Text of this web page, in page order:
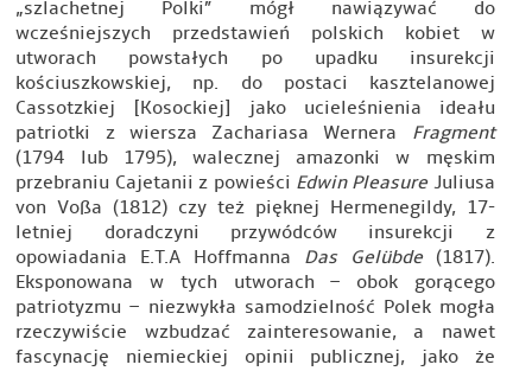
„szlachetnej Polki” mógł nawiązywać do
wcześniejszych przedstawień polskich kobiet w
utworach powstałych po upadku insurekcji
kościuszkowskiej, np. do postaci kasztelanowej
Cassotzkiej [Kosockiej] jako ucieleśnienia ideału
patriotki z wiersza Zachariasa Wernera Fragment
(1794 lub 1795), walecznej amazonki w męskim
przebraniu Cajetanii z powieści Edwin PleasureJuliusa
von Voßa (1812) czy też pięknej Hermenegildy, 17-
letniej doradczyni przywódców insurekcji z
opowiadania E.T.A Hoffmanna Das Gelübde(1817).
Eksponowana w tych utworach – obok gorącego
patriotyzmu – niezwykła samodzielność Polek mogła
rzeczywiście wzbudzać zainteresowanie, a nawet
fascynację niemieckiej opinii publicznej, jako że